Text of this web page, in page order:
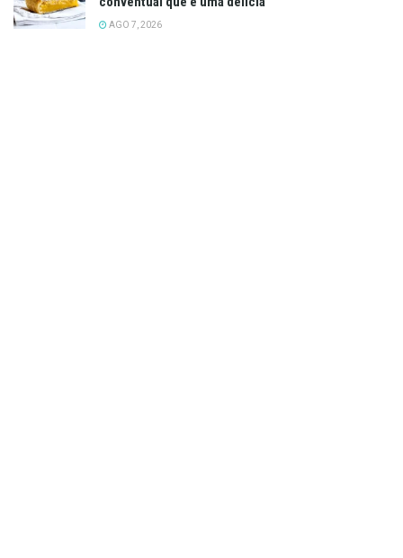
AGO 7, 2026